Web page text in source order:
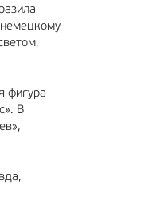
немецкому
фигура
В